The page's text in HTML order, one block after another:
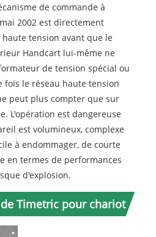
de commande à
2002 est directement
tension avant que le
Handcart lui-même ne
de tension spécial ou
fois le réseau haute tension
peut plus compter que sur
L'opération est dangereuse
est volumineux, complexe
à endommager, de courte
en termes de performances
d'explosion.
Timetric pour chariot